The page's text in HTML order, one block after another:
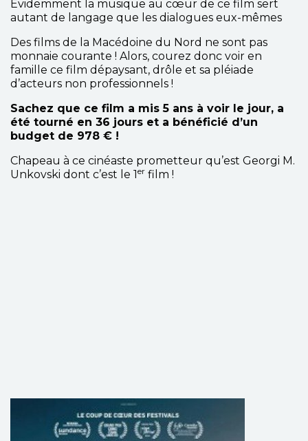
Evidemment la musique au cœur de ce film sert
autant de langage que les dialogues eux-mêmes
Des films de la Macédoine du Nord ne sont pas
monnaie courante ! Alors, courez donc voir en
famille ce film dépaysant, drôle et sa pléiade
d’acteurs non professionnels !
Sachez que ce film a mis 5 ans à voir le jour, a
été tourné en 36 jours et a bénéficié d’un
budget de 978 € !
Chapeau à ce cinéaste prometteur qu’est Georgi M.
Unkovski dont c’est le 1er film !